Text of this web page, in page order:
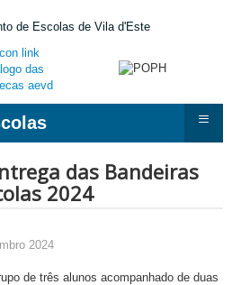
≡
das Bandeiras
2024
2024
de três alunos acompanhado de duas